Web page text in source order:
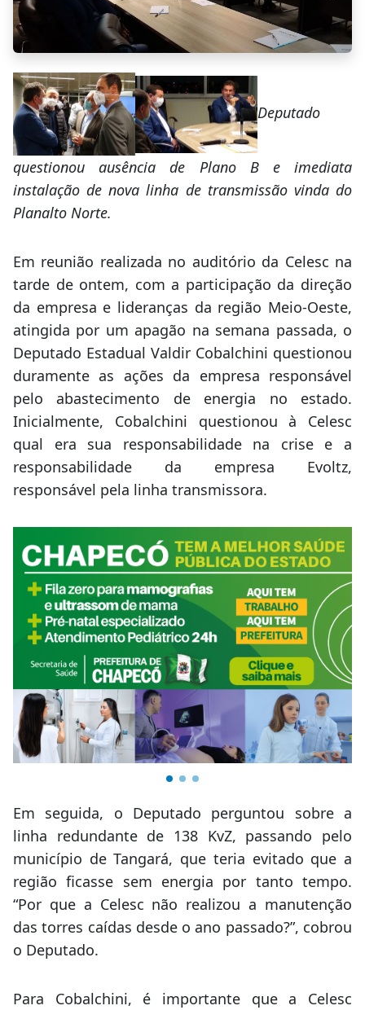
Deputado
questionou ausência de Plano B e imediata
instalação de nova linha de transmissão vinda do
Planalto Norte.
Em reunião realizada no auditório da Celesc na
tarde de ontem, com a participação da direção
da empresa e lideranças da região Meio-Oeste,
atingida por um apagão na semana passada, o
Deputado Estadual Valdir Cobalchini questionou
duramente as ações da empresa responsável
pelo abastecimento de energia no estado.
Inicialmente, Cobalchini questionou à Celesc
qual era sua responsabilidade na crise e a
responsabilidade da empresa Evoltz,
responsável pela linha transmissora.
Em seguida, o Deputado perguntou sobre a
linha redundante de 138 KvZ, passando pelo
município de Tangará, que teria evitado que a
região ficasse sem energia por tanto tempo.
“Por que a Celesc não realizou a manutenção
das torres caídas desde o ano passado?”, cobrou
o Deputado.
Para Cobalchini, é importante que a Celesc